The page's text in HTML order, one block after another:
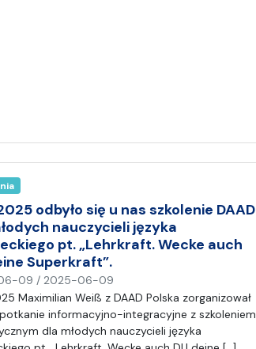
odbyło się u nas szkolenie DAAD
nauczycieli języka
pt. „Lehrkraft. Wecke auch
Superkraft”.
09 / 2025-06-09
a
p
i
s
Maximilian Weiß z DAAD Polska zorganizował
informacyjno-integracyjne z szkoleniem
dla młodych nauczycieli języka